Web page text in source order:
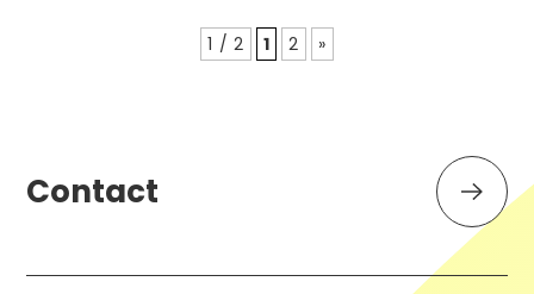
1 / 2 1 2 »
Contact